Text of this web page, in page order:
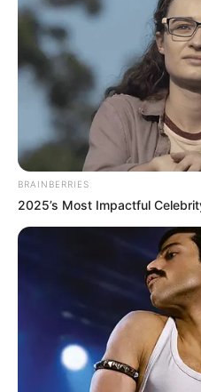
ACTIVAR AHORA
TEMAS
EMERGENCIAS POR
LIGA BETPLAY
CORTES DE LUZ
FENÓMENO DEL NIÑO
BRAINBERRIES
2025’s Most Impactful